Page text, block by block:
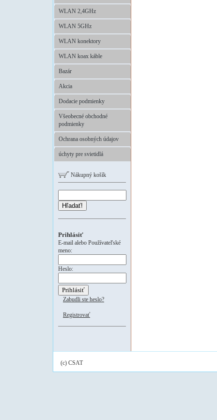
WLAN 2,4GHz
WLAN 5GHz
WLAN konektory
WLAN koax káble
Bazár
Akcia
Dodacie podmienky
Všeobecné obchodné
podmienky
Ochrana osobných údajov
úchyty pre svietidlá
Nákupný košík
Hľadať!
Prihlásiť
E-mail alebo Používateľské
meno:
Heslo:
Zabudli ste heslo?
Registrovať
(c) CSAT